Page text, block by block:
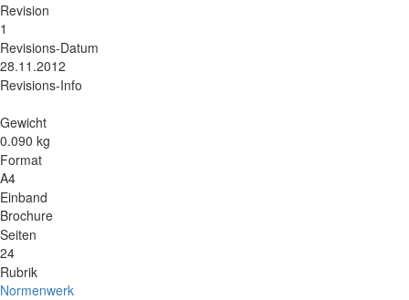
Revision
1
Revisions-Datum
28.11.2012
Revisions-Info
Gewicht
0.090 kg
Format
A4
Einband
Brochure
Seiten
24
Rubrik
Normenwerk